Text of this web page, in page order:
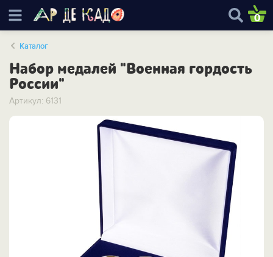
0
Каталог
Набор медалей "Военная гордость
России"
Артикул: 6131